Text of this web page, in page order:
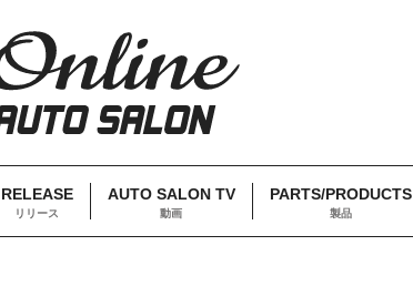
RELEASE
リリース
AUTO SALON TV
動画
PARTS/PRODUCTS
製品